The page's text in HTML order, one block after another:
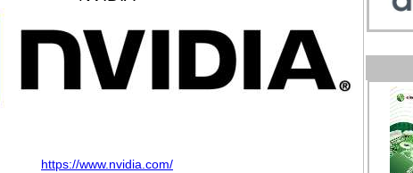
https://www.nvidia.com/